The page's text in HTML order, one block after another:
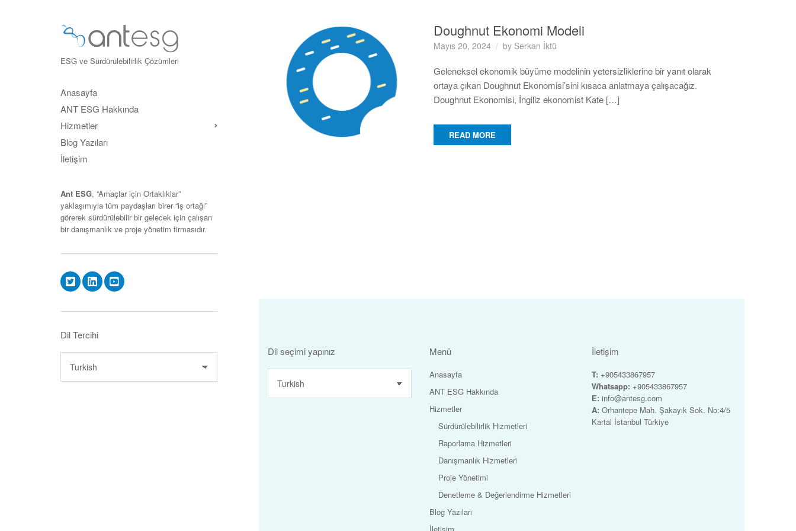
ESG ve Sürdürülebilirlik Çözümleri
Anasayfa
ANT ESG Hakkında
Hizmetler
Blog Yazıları
İletişim
Ant ESG, “Amaçlar için Ortaklıklar”
yaklaşımıyla tüm paydaşları birer “iş ortağı”
görerek sürdürülebilir bir gelecek için çalışan
bir danışmanlık ve proje yönetim firmasıdır.
Dil Tercihi
Doughnut Ekonomi Modeli
Mayıs 20, 2024 by Serkan İktü
Geleneksel ekonomik büyüme modelinin yetersizliklerine bir yanıt olarak
ortaya çıkan Doughnut Ekonomisi’sini kısaca anlatmaya çalışacağız.
Doughnut Ekonomisi, İngiliz ekonomist Kate […]
READ MORE
Dil seçimi yapınız Menü
Anasayfa
ANT ESG Hakkında
Hizmetler
Sürdürülebilirlik Hizmetleri
Raporlama Hizmetleri
Danışmanlık Hizmetleri
Proje Yönetimi
Denetleme & Değerlendirme Hizmetleri
Blog Yazıları
İletişim
T: +905433867957
Whatsapp: +905433867957
E: info@antesg.com
A: Orhantepe Mah. Şakayık Sok. No:4/5
Kartal İstanbul Türkiye